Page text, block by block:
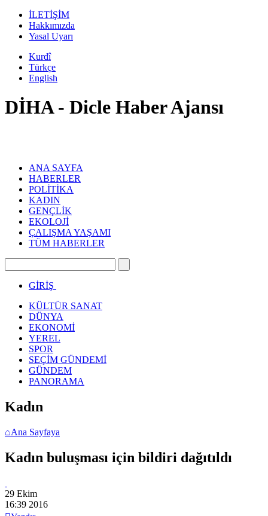
İLETİŞİM
Hakkımızda
Yasal Uyarı
Kurdî
Türkçe
English
DİHA - Dicle Haber Ajansı
ANA SAYFA
HABERLER
POLİTİKA
KADIN
GENÇLİK
EKOLOJİ
ÇALIŞMA YAŞAMI
TÜM HABERLER
GİRİŞ
KÜLTÜR SANAT
DÜNYA
EKONOMİ
YEREL
SPOR
SEÇİM GÜNDEMİ
GÜNDEM
PANORAMA
Kadın
⌂Ana Sayfaya
Kadın buluşması için bildiri dağıtıldı
29 Ekim
16:39 2016